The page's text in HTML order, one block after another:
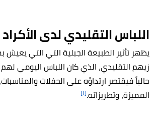
اللباس التقليدي لدى الأكراد
يظهر تأثير الطبيعة الجبلية التي التي يعيش
زيهم التقليدي، الذي كان اللباس اليومي
حالياً فيقتصر ارتداؤه على الحفلات
المميزة، وتطريزاته.[١]